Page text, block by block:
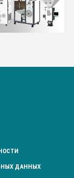
ДАННЫХ